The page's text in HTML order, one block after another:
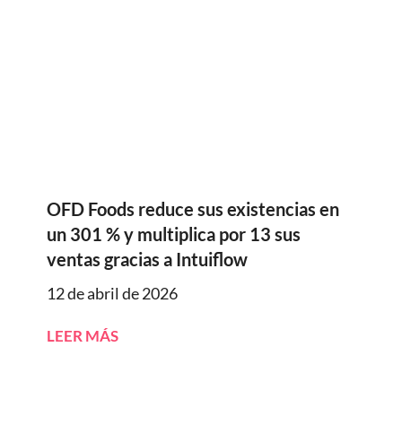
OFD Foods reduce sus existencias en
un 301 % y multiplica por 13 sus
ventas gracias a Intuiflow
12 de abril de 2026
LEER MÁS